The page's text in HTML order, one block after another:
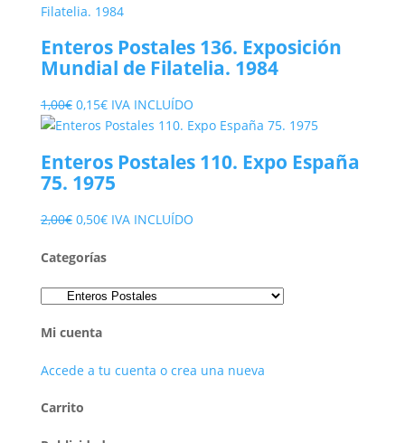
original
2,00€.
actual
0,60€.
Enteros Postales 136. Exposición
Mundial de Filatelia. 1984
1,00€ El
precio
era:
1,00€.
0,15€El
precio
es:
0,15€.
IVA INCLUÍDO
Enteros Postales 110. Expo España
75. 1975
2,00€ El
original
2,00€.
0,50€El
actual
0,50€.
IVA INCLUÍDO
Categorías
Mi cuenta
Accede a tu cuenta o crea una nueva
Carrito